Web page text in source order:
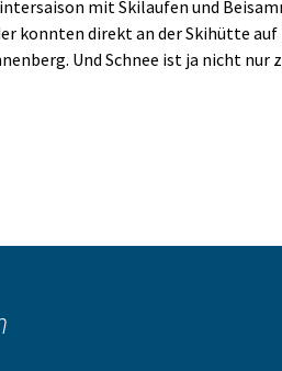
Sponsoren
Links
mit Skilaufen und
konnten direkt an der Skihütte auf
Und Schnee ist ja nicht nur